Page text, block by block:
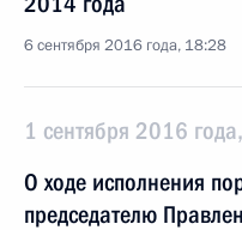
6 сентября 2016 года, 18:28
1 сентября 2016
О ходе исполнения
председателю